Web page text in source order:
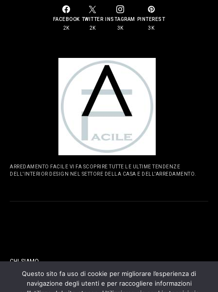
FACEBOOK
2K
TWITTER
2K
INSTAGRAM
3K
PINTEREST
3K
ARREDAMENTO FACILE VI FA SCOPRIRE TUTTE LE ULTIME TENDENZE
DELL'INTERIOR DESIGN NEL SETTORE DELLA CASA E DELL'ARREDAMENTO.
CHI SIAMO
CONTATTI
Questo sito fa uso di cookie per migliorare l’esperienza di
navigazione degli utenti e per raccogliere informazioni